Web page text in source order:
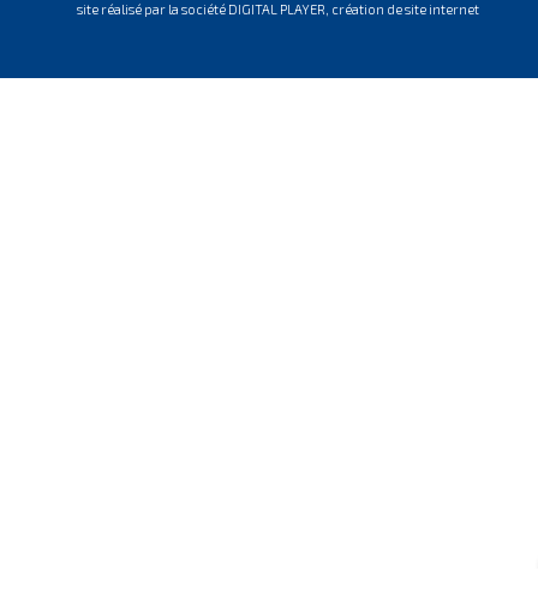
site réalisé par la société DIGITAL PLAYER, création de site internet